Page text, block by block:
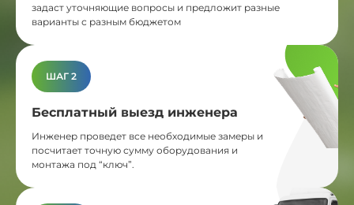
задаст уточняющие вопросы и предложит разные
варианты с разным бюджетом
ШАГ 2
Бесплатный выезд инженера
Инженер проведет все необходимые замеры и
посчитает точную сумму оборудования и
монтажа под “ключ”.